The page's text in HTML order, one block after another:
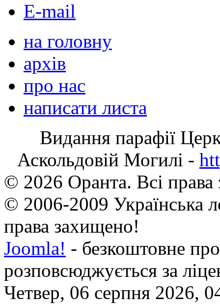
E-mail
на головну
архів
про нас
написати листа
Видання парафії
Аскольдовій Могилі -
© 2026 Оранта. Всі
© 2006-2009 Українська
права захищено!
Joomla! - безкоштовне
розповсюджується за
Четвер, 06 серпня 2026,